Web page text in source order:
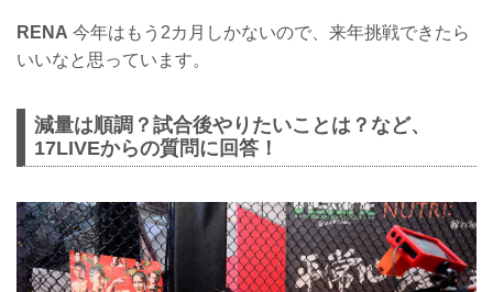
RENA 今年はもう2カ月しかないので、来年挑戦できたら
いいなと思っています。
減量は順調？試合後やりたいことは？など、
17LIVEからの質問に回答！